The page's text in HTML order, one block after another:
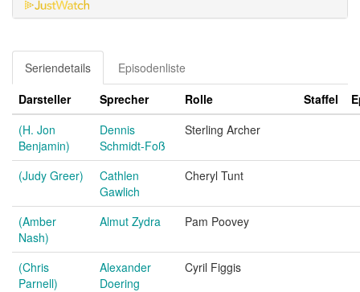
Seriendetails
Episodenliste
Darsteller
Sprecher Rolle Staffel
(H. Jon
Benjamin)
Dennis
Schmidt-Foß
Sterling Archer
(Judy Greer)
Cathlen
Gawlich
Cheryl Tunt
(Amber
Nash)
Almut Zydra Pam Poovey
(Chris
Parnell)
Alexander
Doering
Cyril Figgis